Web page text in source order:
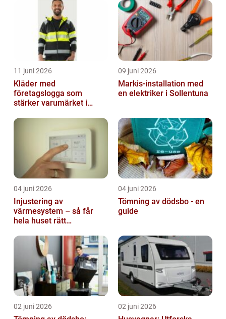
11 juni 2026
Kläder med
företagslogga som
stärker varumärket i
09 juni 2026
Markis-installation med
en elektriker i Sollentuna
04 juni 2026
Injustering av
värmesystem – så får
hela huset rätt
04 juni 2026
Tömning av dödsbo - en
guide
02 juni 2026 02 juni 2026